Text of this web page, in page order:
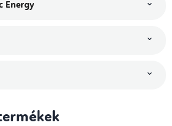
Energy